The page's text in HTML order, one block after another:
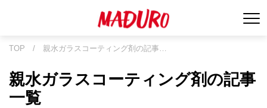
TOP / 親水ガラスコーティング剤の記事…
親水ガラスコーティング剤の記事
一覧